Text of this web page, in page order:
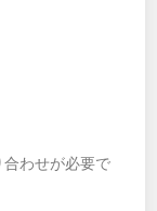
わせが必要で